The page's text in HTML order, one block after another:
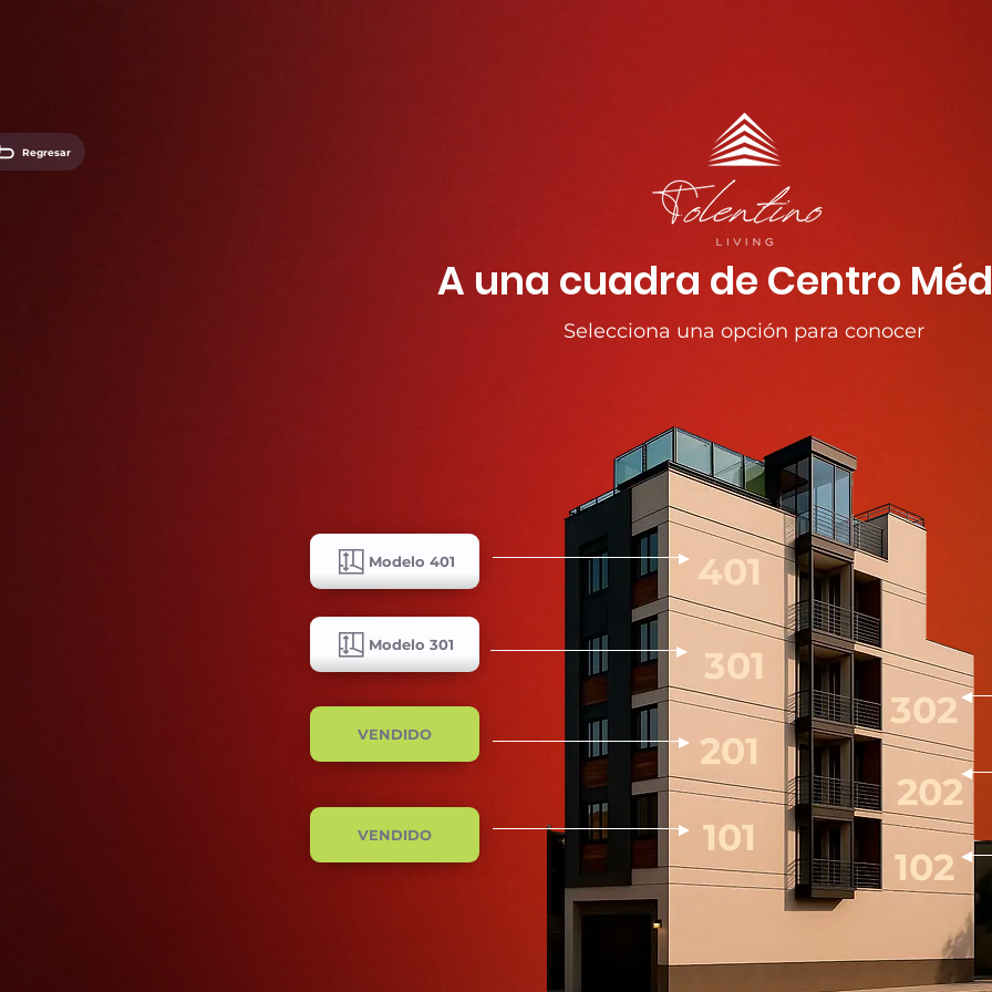
Regresar
A una cuadra de Centro
Selecciona una opción para conocer
Modelo 401
VENDIDO
401
301
201
101
302
202
102
VENDIDO
Modelo 301